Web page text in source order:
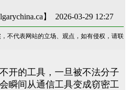
】 2026-03-29 12:27
不代表网站的立场、观点，如有侵权，请联
开的工具，一旦被不法分子
瞬间从通信工具变成窃密工